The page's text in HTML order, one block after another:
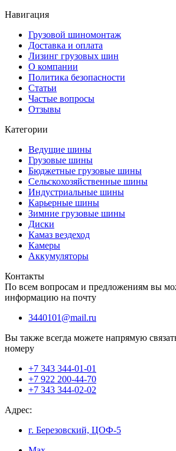
Навигация
Грузовой шиномонтаж
Доставка и оплата
Лизинг грузовых шин
О компании
Политика безопасности
Статьи
Частые вопросы
Отзывы
Категории
Ведущие шины
Грузовые шины
Бюджетные грузовые шины
Сельскохозяйственные шины
Индустриальные шины
Карьерные шины
Зимние грузовые шины
Диски
Камаз вездеход
Камеры
Аккумуляторы
Контакты
По всем вопросам и предложениям вы
информацию на почту
3440101@mail.ru
Вы также всегда можете напрямую
номеру
+7 343 344-01-01
+7 922 200-44-70
+7 343 344-02-02
Адрес:
г. Березовский, ЦОФ-5